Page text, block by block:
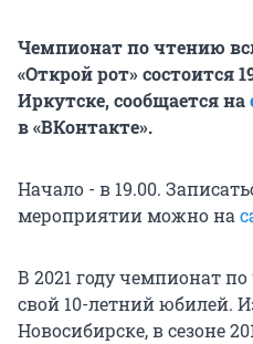
Чемпионат по чтению
«Открой рот» состоится
Иркутске, сообщается на
в «ВКонтакте».
Начало - в 19.00.
мероприятии можно на
В 2021 году чемпионат
свой 10-летний юбилей.
Новосибирске, в сезоне